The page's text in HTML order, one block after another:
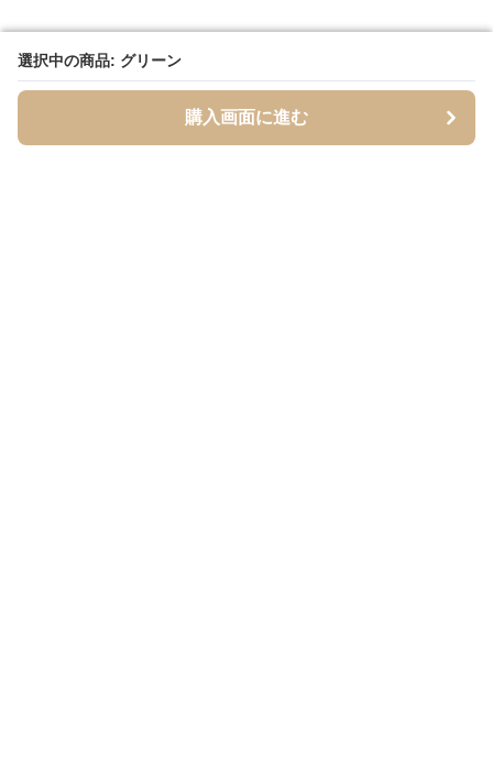
選択中の商品: グリーン
購入画面に進む
選択中の商品: グリーン
購入画面に進む